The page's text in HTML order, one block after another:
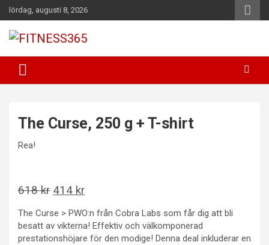
Hoppa
till
innehåll
lördag, augusti 8, 2026
FITNESS365
The Curse, 250 g + T-shirt
Rea!
618kr Det
priset
var:
414 krDet
priset
är:
The Curse > PWO:n från Cobra Labs som får dig att bli
besatt av vikterna! Effektiv och välkomponerad
prestationshöjare för den modige! Denna deal inkluderar en